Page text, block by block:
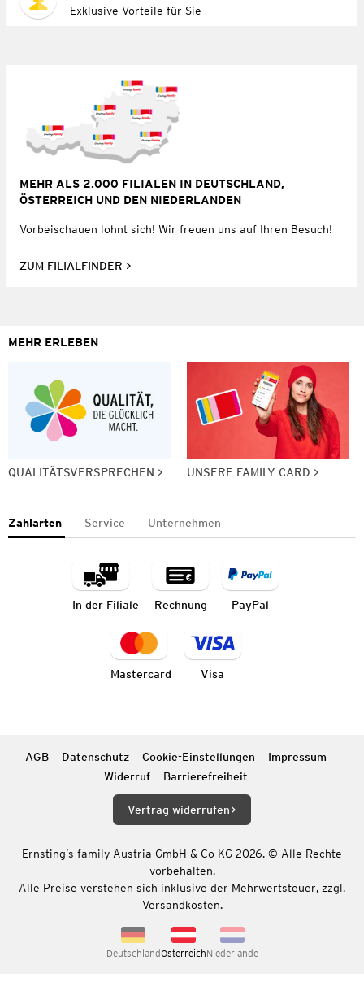
Exklusive Vorteile für Sie
MEHR ALS 2.000 FILIALEN IN DEUTSCHLAND,
ÖSTERREICH UND DEN NIEDERLANDEN
Vorbeischauen lohnt sich! Wir freuen uns auf Ihren Besuch!
ZUM FILIALFINDER
MEHR ERLEBEN
QUALITÄTSVERSPRECHEN UNSERE FAMILY CARD
Zahlarten Service Unternehmen
In der Filiale Rechnung PayPal
Mastercard Visa
AGB Datenschutz Cookie-Einstellungen
Impressum
Widerruf
Barrierefreiheit
Vertrag widerrufen
Ernsting’s family Austria GmbH & Co KG 2026. © Alle Rechte
vorbehalten.
Alle Preise verstehen sich inklusive der Mehrwertsteuer, zzgl.
Versandkosten.
DeutschlandÖsterreichNiederlande